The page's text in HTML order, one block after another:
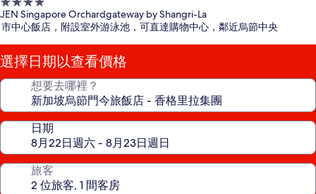
4.0
星
級
住
宿
JEN Singapore Orchardgateway by Shangri-La
市中心飯店，附設室外游泳池，可直達購物中心，鄰近烏節中央
選擇日期以查看價格
想要去哪裡？
日期
旅客